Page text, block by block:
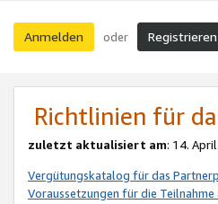
Anmelden oder Registrieren
Richtlinien für
zuletzt aktualisiert am: 14.
Vergütungskatalog für das
Voraussetzungen für die